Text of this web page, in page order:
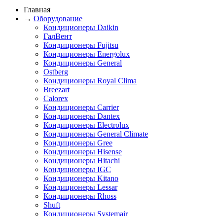
Главная
→ Оборудование
Кондиционеры Daikin
ГалВент
Кондиционеры Fujitsu
Кондиционеры Energolux
Кондиционеры General
Ostberg
Кондиционеры Royal Clima
Breezart
Calorex
Кондиционеры Carrier
Кондиционеры Dantex
Кондиционеры Electrolux
Кондиционеры General Climate
Кондиционеры Gree
Кондиционеры Hisense
Кондиционеры Hitachi
Кондиционеры IGC
Кондиционеры Kitano
Кондиционеры Lessar
Кондиционеры Rhoss
Shuft
Кондиционеры Systemair